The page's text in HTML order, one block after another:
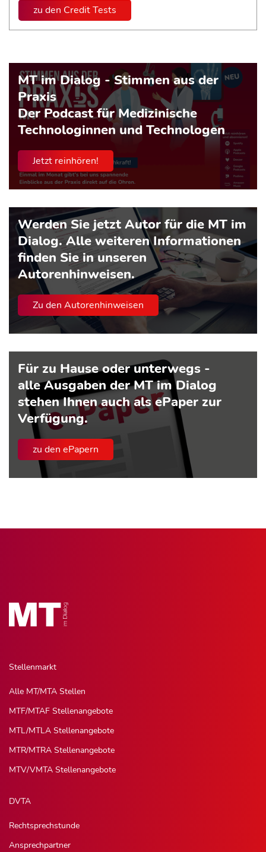
zu den Credit Tests
MT im Dialog - Stimmen aus der
Praxis
Der Podcast für Medizinische
Technologinnen und Technologen
Jetzt reinhören!
Werden Sie jetzt Autor für die MT im
Dialog. Alle weiteren Informationen
finden Sie in unseren
Autorenhinweisen.
Zu den Autorenhinweisen
Für zu Hause oder unterwegs -
alle Ausgaben der MT im Dialog
stehen Ihnen auch als ePaper zur
Verfügung.
zu den ePapern
Stellenmarkt
Alle MT/MTA Stellen
MTF/MTAF Stellenangebote
MTL/MTLA Stellenangebote
MTR/MTRA Stellenangebote
MTV/VMTA Stellenangebote
DVTA
Rechtsprechstunde
Ansprechpartner